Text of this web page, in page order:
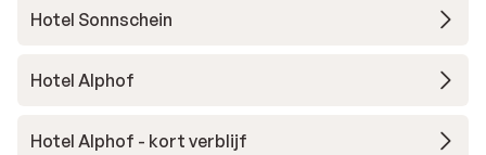
Hotel Sonnschein
Hotel Alphof
Hotel Alphof - kort verblijf